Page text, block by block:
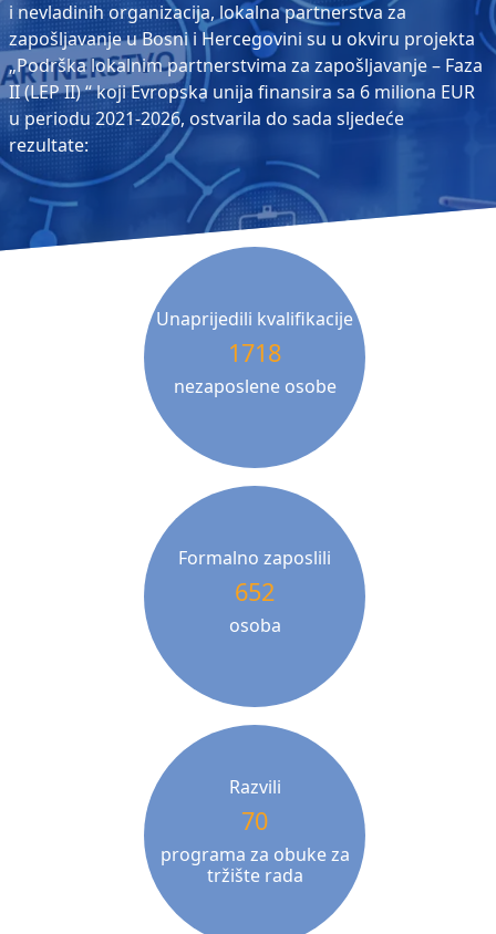
i nevladinih organizacija, lokalna partnerstva za
zapošljavanje u Bosni i Hercegovini su u okviru projekta
„Podrška lokalnim partnerstvima za zapošljavanje – Faza
II (LEP II) “ koji Evropska unija finansira sa 6 miliona EUR
u periodu 2021-2026, ostvarila do sada sljedeće
rezultate:
Unaprijedili kvalifikacije
1718
nezaposlene osobe
Formalno zaposlili
652
osoba
Razvili
70
programa za obuke za
tržište rada